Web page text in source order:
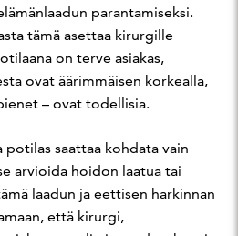
parantamiseksi.
tämä asettaa kirurgille
on terve asiakas,
ovat äärimmäisen korkealla,
– ovat todellisia.
saattaa kohdata vain
arvioida hoidon laatua tai
laadun ja eettisen harkinnan
että kirurgi,